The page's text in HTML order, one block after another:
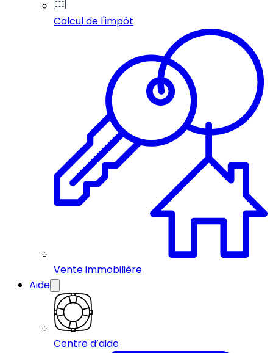
Calcul de l'impôt
Vente immobilière
Aide
Centre d’aide